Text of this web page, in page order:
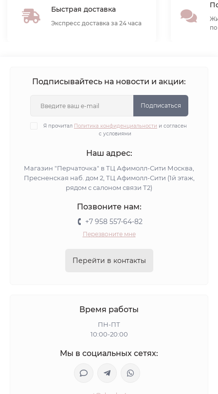
Быстрая доставка
Экспресс доставка за 24 часа
Подписывайтесь на новости и акции:
Подписаться
Я прочитал Политика конфиденциальности и согласен
с условиями
Наш адрес:
Магазин "Перчаточка" в ТЦ Афимолл-Сити Москва,
Пресненская наб. дом 2, ТЦ Афимолл-Сити (1й этаж,
рядом с салоном связи Т2)
Позвоните нам:
+7 958 557-64-82
Перезвоните мне
Перейти в контакты
Время работы
ПН-ПТ
10:00-20:00
Мы в социальных сетях: